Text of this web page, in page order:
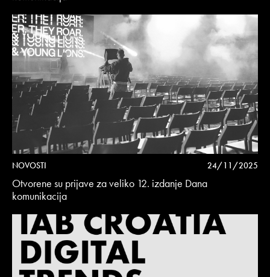
NOVOSTI 24/11/2025
Otvorene su prijave za veliko 12. izdanje Dana
komunikacija